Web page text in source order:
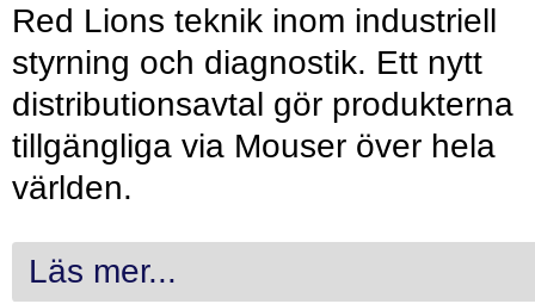
Red Lions teknik inom industriell
styrning och diagnostik. Ett nytt
distributionsavtal gör produkterna
tillgängliga via Mouser över hela
världen.
Läs mer...